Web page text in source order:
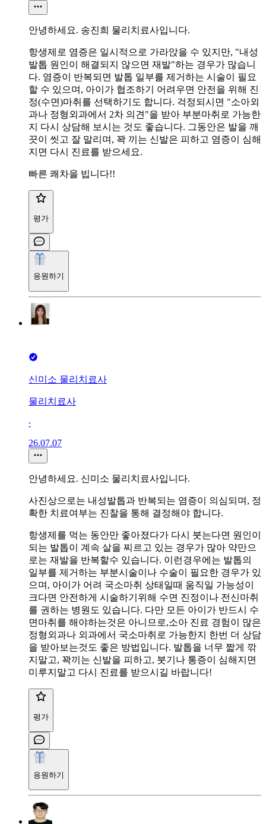
안녕하세요. 송진희 물리치료사입니다.
항생제로 염증은 일시적으로 가라앉을 수 있지만, "내성
발톱 원인이 해결되지 않으면 재발"하는 경우가 많습니
다. 염증이 반복되면 발톱 일부를 제거하는 시술이 필요
할 수 있으며, 아이가 협조하기 어려우면 안전을 위해 진
정(수면)마취를 선택하기도 합니다. 걱정되시면 "소아외
과나 정형외과에서 2차 의견"을 받아 부분마취로 가능한
지 다시 상담해 보시는 것도 좋습니다. 그동안은 발을 깨
끗이 씻고 잘 말리며, 꽉 끼는 신발은 피하고 염증이 심해
지면 다시 진료를 받으세요.
빠른 쾌차을 빕니다!!
평가
응원하기
신미소 물리치료사
물리치료사
∙
26.07.07
안녕하세요. 신미소 물리치료사입니다.
사진상으로는 내성발톱과 반복되는 염증이 의심되며, 정
확한 치료여부는 진찰을 통해 결정해야 합니다.
항생제를 먹는 동안만 좋아졌다가 다시 붓는다면 원인이
되는 발톱이 계속 살을 찌르고 있는 경우가 많아 약만으
로는 재발을 반복할수 있습니다. 이런경우에는 발톱의
일부를 제거하는 부분시술이나 수술이 필요한 경우가 있
으며, 아이가 어려 국소마취 상태일때 움직일 가능성이
크다면 안전하게 시술하기위해 수면 진정이나 전신마취
를 권하는 병원도 있습니다. 다만 모든 아이가 반드시 수
면마취를 해야하는것은 아니므로,소아 진료 경험이 많은
정형외과나 외과에서 국소마취로 가능한지 한번 더 상담
을 받아보는것도 좋은 방법입니다. 발톱을 너무 짧게 깎
지말고, 꽉끼는 신발을 피하고, 붓기나 통증이 심해지면
미루지말고 다시 진료를 받으시길 바랍니다!
평가
응원하기